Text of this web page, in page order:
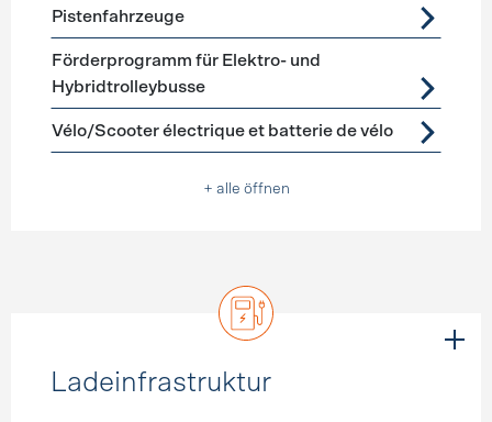
Pistenfahrzeuge
Förderprogramm für Elektro- und
Hybridtrolleybusse
Vélo/Scooter électrique et batterie de vélo
+ alle öffnen
Ladeinfrastruktur